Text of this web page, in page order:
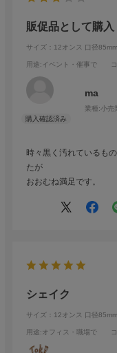
販促品として購入
サイズ：12オンス 口径85mm
用途:イベント・催事で
ma
業種:小売
時々黒く汚れているも
たが
おおむね満足です。
シェイク
サイズ：12オンス 口径85mm
用途:オフィス・職場で